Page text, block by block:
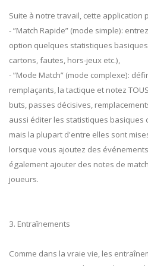
Suite à notre travail, cette application
- ”Match Rapide” (mode simple):
option quelques statistiques
cartons, fautes, hors-jeux etc.),
- ”Mode Match” (mode complexe):
remplaçants, la tactique et notez
buts, passes décisives,
aussi éditer les statistiques basiques
mais la plupart d'entre elles sont
lorsque vous ajoutez des
également ajouter des notes de
joueurs.
3. Entraînements
Comme dans la vraie vie, les